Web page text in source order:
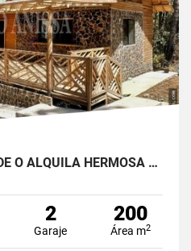
OPORTUNIDAD! SE VENDE O ALQUILA HERMOSA CABAÑA EN ALTOS DEL MARIA
2
Garaje
200
Área m2